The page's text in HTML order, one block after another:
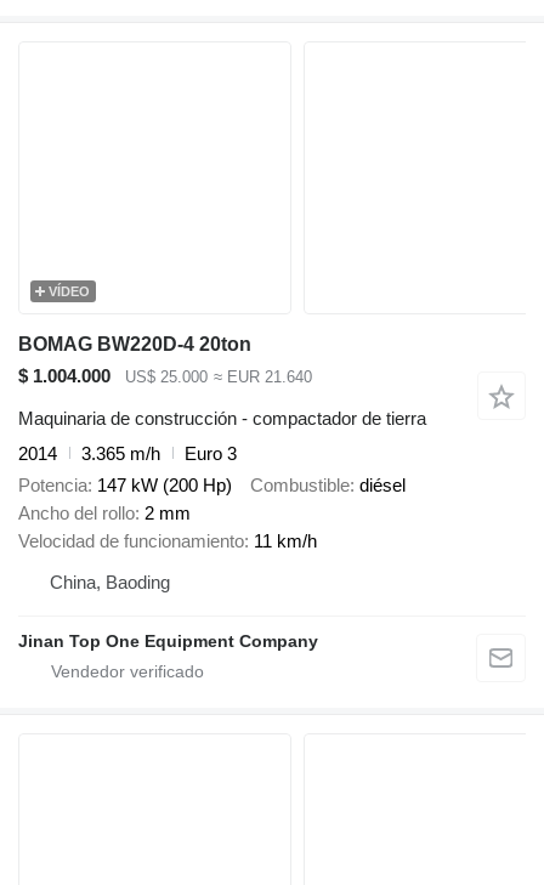
VÍDEO
BOMAG BW220D-4 20ton
$ 1.004.000
US$ 25.000 ≈ EUR 21.640
Maquinaria de construcción - compactador de tierra
2014
3.365 m/h
Euro 3
Potencia 147 kW (200 Hp) Combustible diésel
Ancho del rollo 2 mm
Velocidad de funcionamiento 11 km/h
China, Baoding
Jinan Top One Equipment Company